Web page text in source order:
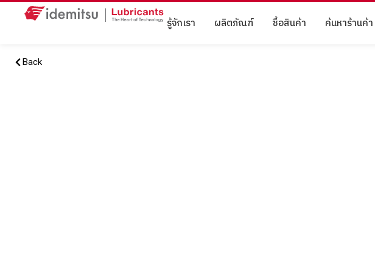
รู้จักเรา ผลิตภัณฑ์ ซื้อสินค้า ค้นหาร้านค้า
Back